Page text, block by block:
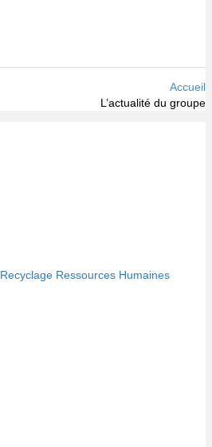
Accueil
L’actualité du groupe
Recyclage Ressources Humaines